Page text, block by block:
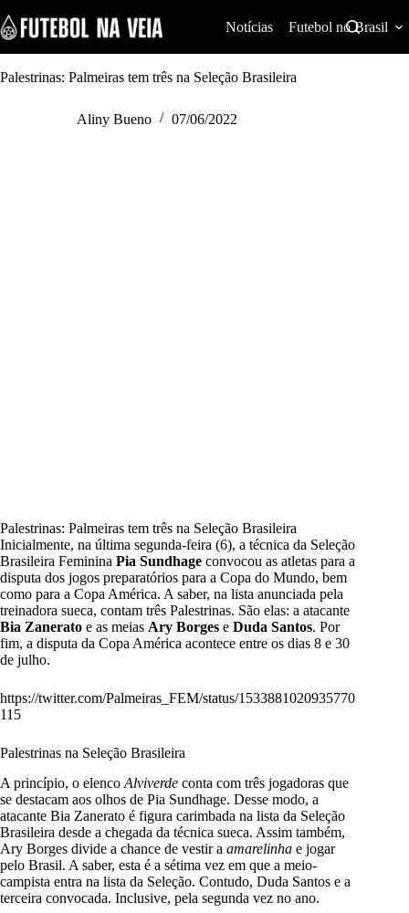
k
i
p
t
Notícias Futebol no Brasil
Palestrinas: Palmeiras tem três na Seleção Brasileira
Aliny Bueno 07/06/2022
Palestrinas: Palmeiras tem três na Seleção Brasileira
Inicialmente, na última segunda-feira (6), a técnica da Seleção
Brasileira Feminina Pia Sundhage convocou as atletas para a
disputa dos jogos preparatórios para a Copa do Mundo, bem
como para a Copa América. A saber, na lista anunciada pela
treinadora sueca, contam três Palestrinas. São elas: a atacante
Bia Zanerato e as meias Ary Borges e Duda Santos. Por
fim, a disputa da Copa América acontece entre os dias 8 e 30
de julho.
https://twitter.com/Palmeiras_FEM/status/1533881020935770
115
Palestrinas na Seleção Brasileira
A princípio, o elenco Alviverde conta com três jogadoras que
se destacam aos olhos de Pia Sundhage. Desse modo, a
atacante Bia Zanerato é figura carimbada na lista da Seleção
Brasileira desde a chegada da técnica sueca. Assim também,
Ary Borges divide a chance de vestir a amarelinha e jogar
pelo Brasil. A saber, esta é a sétima vez em que a meio-
campista entra na lista da Seleção. Contudo, Duda Santos e a
terceira convocada. Inclusive, pela segunda vez no ano.